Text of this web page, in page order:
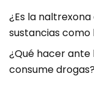
¿Es la
sustancias
¿Qué hacer ante
consume drogas?